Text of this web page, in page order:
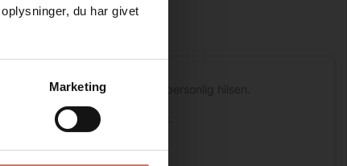
du har givet
Marketing
Julehilsner alle med en personlig hilsen.
egenskaber i metal og plastic.
stempling af teksten.